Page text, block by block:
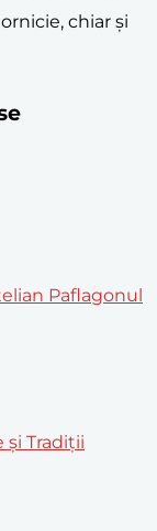
chiar și
Paflagonul
și Tradiții